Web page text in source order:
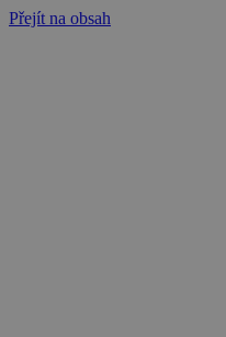
Přejít na obsah